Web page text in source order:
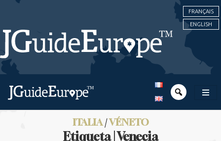
FRANÇAIS
ENGLISH
ITALIA/VÉNETO
Etiqueta | Venecia